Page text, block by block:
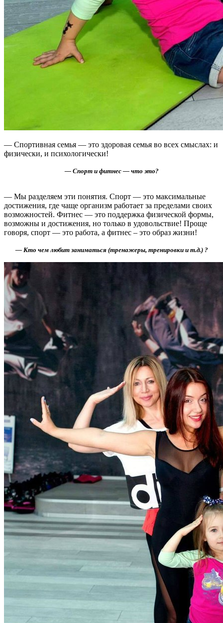
— Спортивная семья — это здоровая семья во всех смыслах: и
физически, и психологически!
— Спорт и фитнес — что это?
— Мы разделяем эти понятия. Спорт — это максимальные
достижения, где чаще организм работает за пределами своих
возможностей. Фитнес — это поддержка физической формы,
возможны и достижения, но только в удовольствие! Проще
говоря, спорт — это работа, а фитнес – это образ жизни!
— Кто чем любит заниматься (тренажеры, тренировки и т.д.) ?